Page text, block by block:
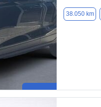
38.050 km